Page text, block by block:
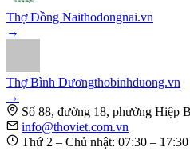
Thợ Đồng Naithodongnai.vn
→
Thợ Bình Dươngthobinhduong.vn
→
Số 88, đường 18, phường Hiệp
info@thoviet.com.vn
Thứ 2 – Chủ nhật: 07:30 – 17:30